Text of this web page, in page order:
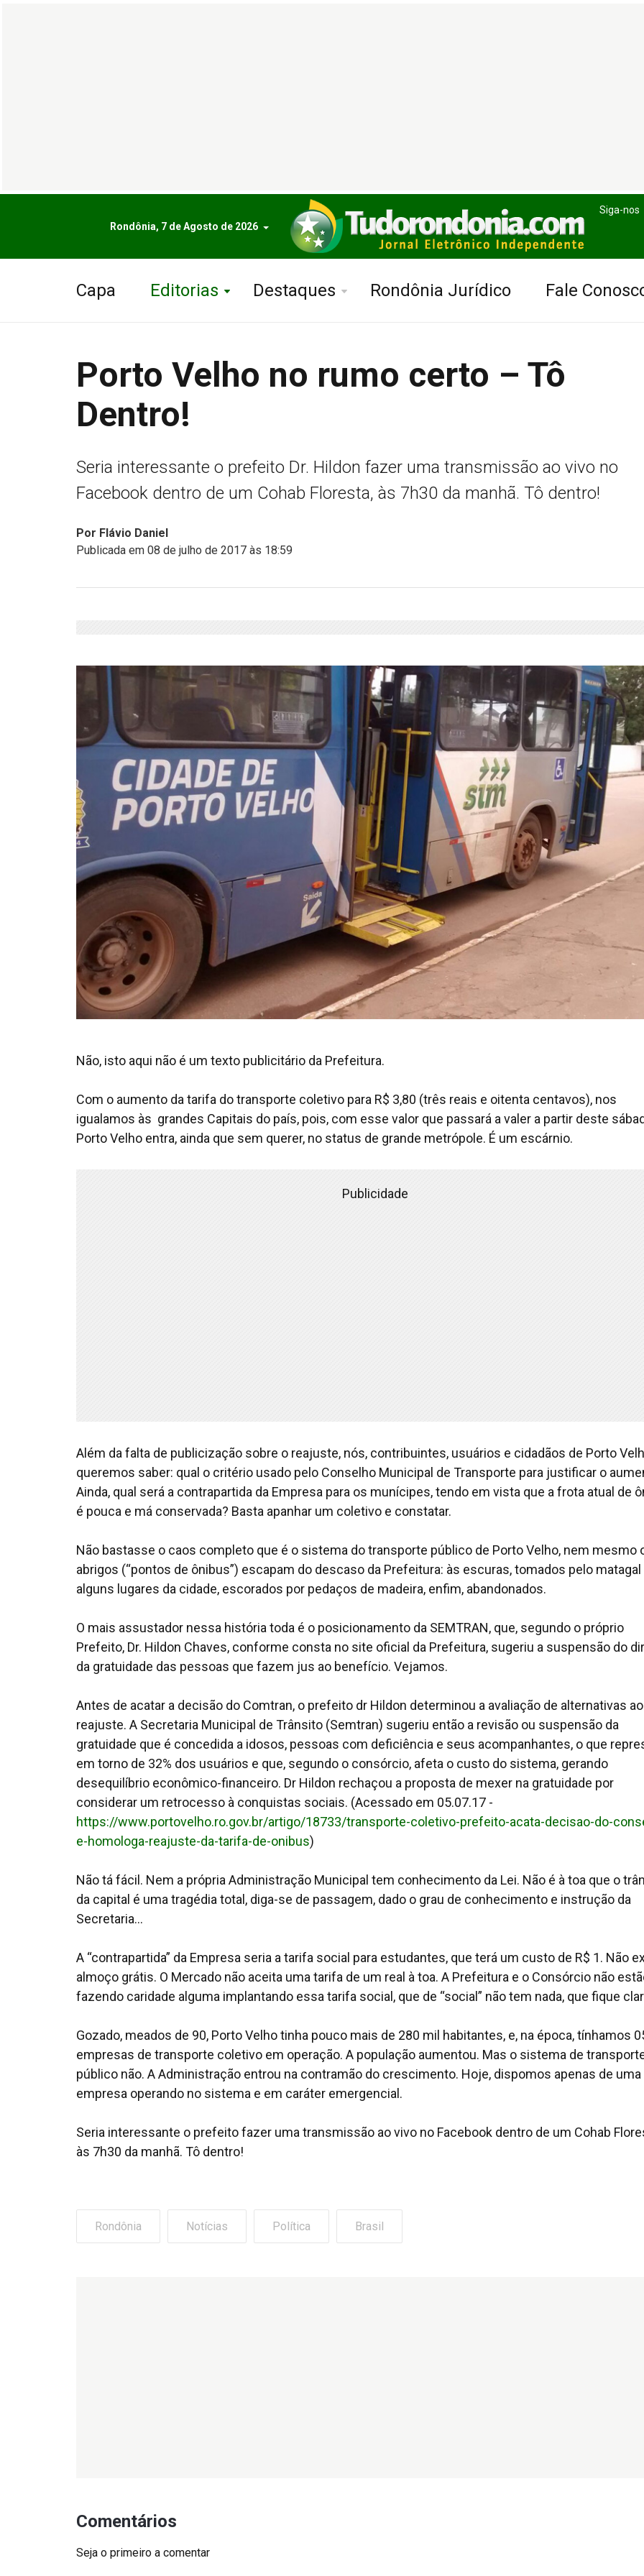
Rondônia, 7 de Agosto de 2026
Siga-nos
Capa Editorias Destaques Rondônia Jurídico Fale
Porto Velho no rumo certo – Tô
Dentro!
Seria interessante o prefeito Dr. Hildon fazer uma transmissão ao vivo no
Facebook dentro de um Cohab Floresta, às 7h30 da manhã. Tô dentro!
Por Flávio Daniel
Publicada em 08 de julho de 2017 às 18:59
Não, isto aqui não é um texto publicitário da Prefeitura.
Com o aumento da tarifa do transporte coletivo para R$ 3,80 (três reais e oitenta centavos), nos
igualamos às grandes Capitais do país, pois, com esse valor que passará a valer a partir deste
Porto Velho entra, ainda que sem querer, no status de grande metrópole. É um escárnio.
Publicidade
Além da falta de publicização sobre o reajuste, nós, contribuintes, usuários e cidadãos de Porto
queremos saber: qual o critério usado pelo Conselho Municipal de Transporte para justificar o
Ainda, qual será a contrapartida da Empresa para os munícipes, tendo em vista que a frota atual de
é pouca e má conservada? Basta apanhar um coletivo e constatar.
Não bastasse o caos completo que é o sistema do transporte público de Porto Velho, nem mesmo
abrigos (“pontos de ônibus”) escapam do descaso da Prefeitura: às escuras, tomados pelo
alguns lugares da cidade, escorados por pedaços de madeira, enfim, abandonados.
O mais assustador nessa história toda é o posicionamento da SEMTRAN, que, segundo o próprio
Prefeito, Dr. Hildon Chaves, conforme consta no site oficial da Prefeitura, sugeriu a suspensão do
da gratuidade das pessoas que fazem jus ao benefício. Vejamos.
Antes de acatar a decisão do Comtran, o prefeito dr Hildon determinou a avaliação de alternativas ao
reajuste. A Secretaria Municipal de Trânsito (Semtran) sugeriu então a revisão ou suspensão da
gratuidade que é concedida a idosos, pessoas com deficiência e seus acompanhantes, o que
em torno de 32% dos usuários e que, segundo o consórcio, afeta o custo do sistema, gerando
desequilíbrio econômico-financeiro. Dr Hildon rechaçou a proposta de mexer na gratuidade por
considerar um retrocesso à conquistas sociais. (Acessado em 05.07.17 -
https://www.portovelho.ro.gov.br/artigo/18733/transporte-coletivo-prefeito-acata-decisao-do-
e-homologa-reajuste-da-tarifa-de-onibus)
Não tá fácil. Nem a própria Administração Municipal tem conhecimento da Lei. Não é à toa que o
da capital é uma tragédia total, diga-se de passagem, dado o grau de conhecimento e instrução da
Secretaria...
A “contrapartida” da Empresa seria a tarifa social para estudantes, que terá um custo de R$ 1. Não
almoço grátis. O Mercado não aceita uma tarifa de um real à toa. A Prefeitura e o Consórcio não
fazendo caridade alguma implantando essa tarifa social, que de “social” não tem nada, que fique
Gozado, meados de 90, Porto Velho tinha pouco mais de 280 mil habitantes, e, na época, tínhamos
empresas de transporte coletivo em operação. A população aumentou. Mas o sistema de
público não. A Administração entrou na contramão do crescimento. Hoje, dispomos apenas de uma
empresa operando no sistema e em caráter emergencial.
Seria interessante o prefeito fazer uma transmissão ao vivo no Facebook dentro de um Cohab
às 7h30 da manhã. Tô dentro!
Rondônia Notícias Política Brasil
Comentários
Seja o primeiro a comentar